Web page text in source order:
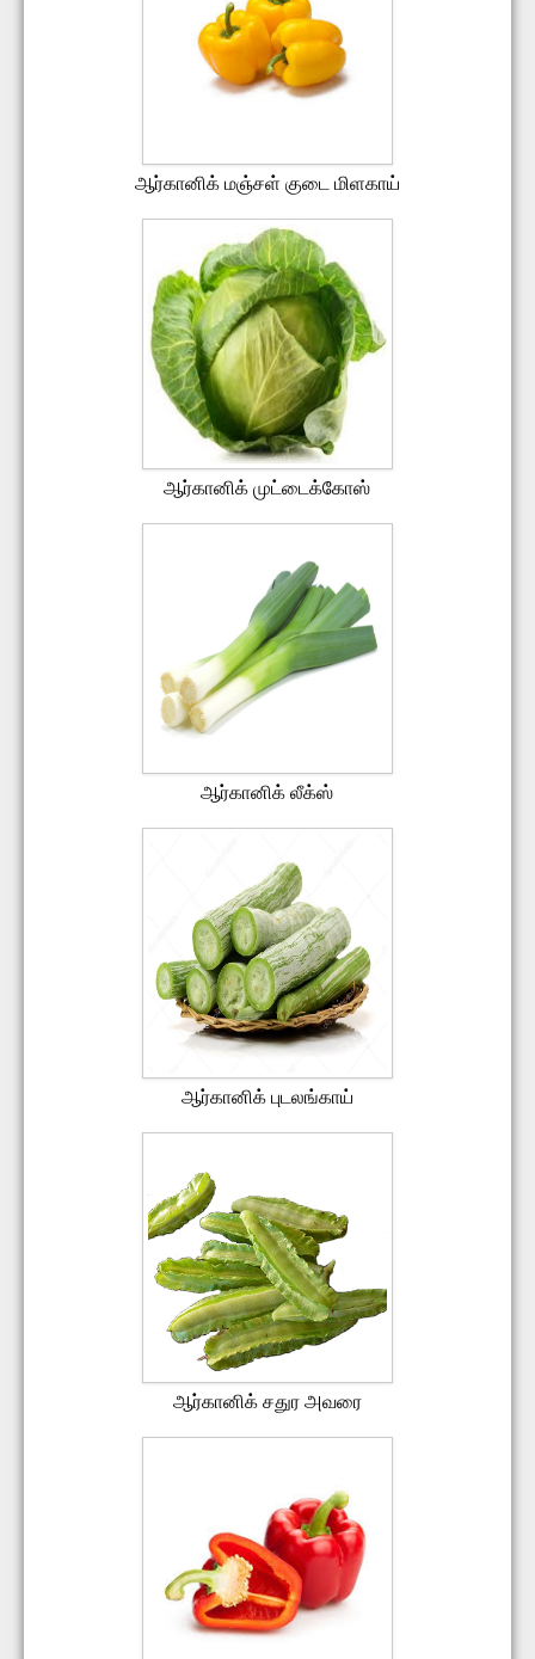
ஆர்கானிக் மஞ்சள் குடை மிளகாய்
ஆர்கானிக் முட்டைக்கோஸ்
ஆர்கானிக் லீக்ஸ்
ஆர்கானிக் புடலங்காய்
ஆர்கானிக் சதுர அவரை